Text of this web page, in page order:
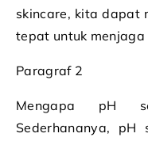
skincare, kita dapat
tepat untuk menjaga
Paragraf 2
Mengapa pH
Sederhananya, pH